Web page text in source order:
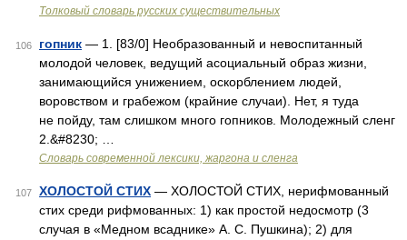
Толковый словарь русских существительных
106 гопник — 1. [83/0] Необразованный и невоспитанный
молодой человек, ведущий асоциальный образ жизни,
занимающийся унижением, оскорблением людей,
воровством и грабежом (крайние случаи). Нет, я туда
не пойду, там слишком много гопников. Молодежный сленг
2.&#8230; …
Cловарь современной лексики, жаргона и сленга
107 ХОЛОСТОЙ СТИХ — ХОЛОСТОЙ СТИХ, нерифмованный
стих среди рифмованных: 1) как простой недосмотр (3
случая в «Медном всаднике» А. С. Пушкина); 2) для